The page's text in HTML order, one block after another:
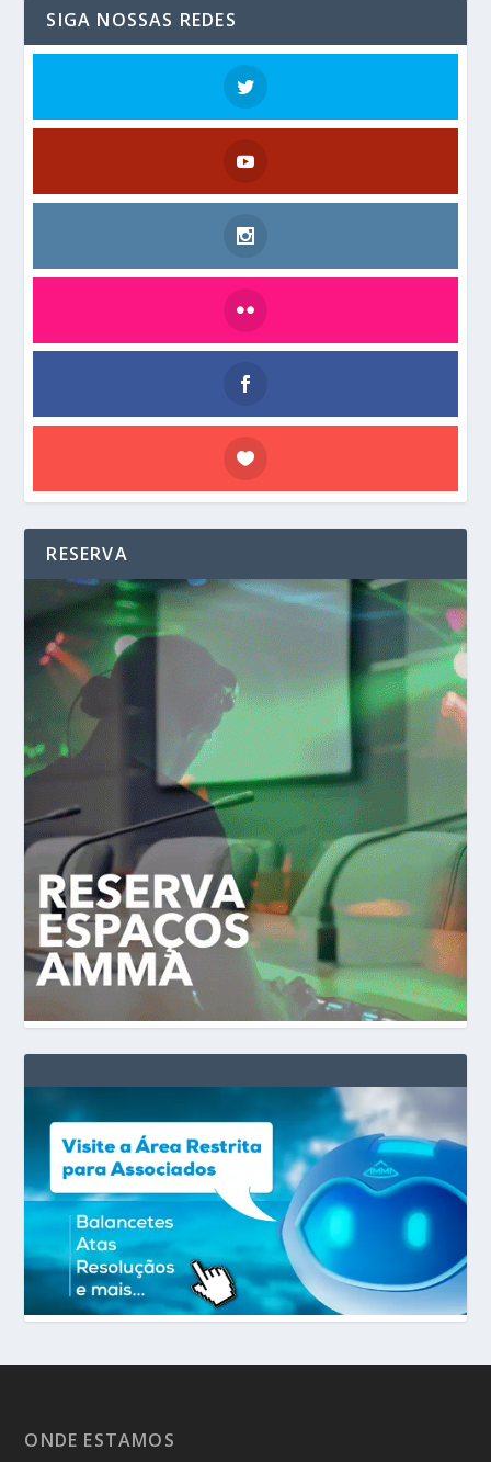
SIGA NOSSAS REDES
RESERVA
ONDE ESTAMOS